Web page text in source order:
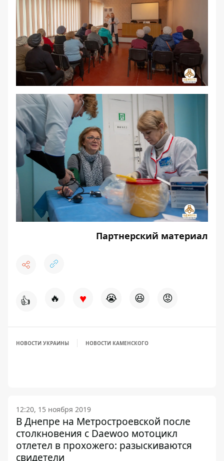
Партнерский материал
👍 🔥 ♥ 😭 😆 😡
НОВОСТИ УКРАИНЫ НОВОСТИ КАМЕНСКОГО
12:20, 15 ноября 2019
В Днепре на Метростроевской после
столкновения с Daewoo мотоцикл
отлетел в прохожего: разыскиваются
свидетели